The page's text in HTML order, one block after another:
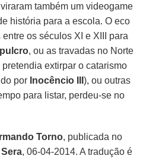
viraram também um videogame
história para a escola. O eco
os séculos XI e XIII para
, ou as travadas no Norte
pretendia extirpar o catarismo
por Inocêncio III), ou outras
para listar, perdeu-se no
Torno, publicada no
, 06-04-2014. A tradução é